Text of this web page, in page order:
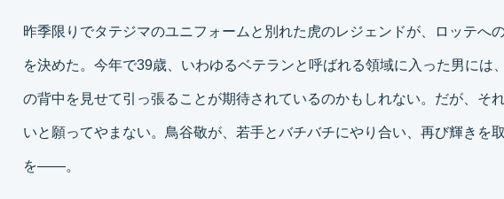
昨季限りでタテジマのユニフォームと別れた虎のレジェンドが、ロッテへ
を決めた。今年で39歳、いわゆるベテランと呼ばれる領域に入った男には
の背中を見せて引っ張ることが期待されているのかもしれない。だが、そ
いと願ってやまない。鳥谷敬が、若手とバチバチにやり合い、再び輝きを
を――。